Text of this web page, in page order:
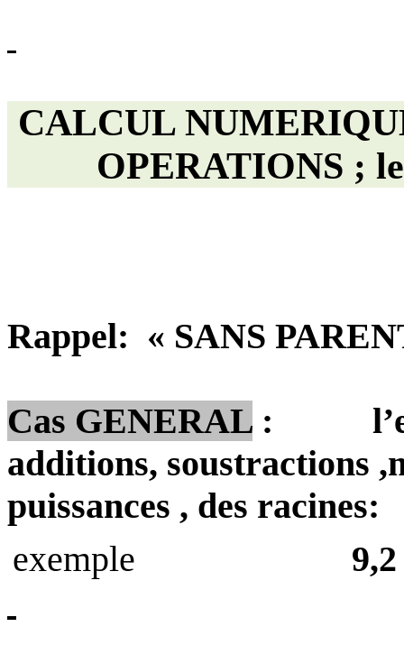
CALCUL
OPERATIONS ;
Rappel: « SANS
Cas GENERAL :
additions, soustractions
puissances , des racines:
exemple